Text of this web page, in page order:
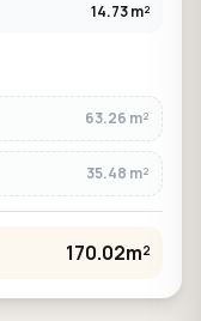
14.73 m²
63.26 m²
35.48 m²
170.02m²